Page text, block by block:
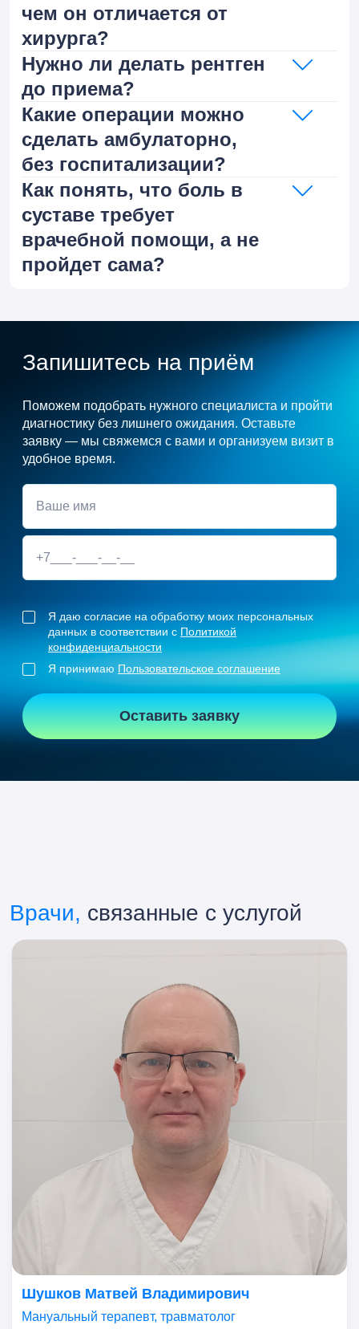
чем он отличается от
хирурга?
Нужно ли делать рентген
до приема?
Какие операции можно
сделать амбулаторно,
без госпитализации?
Как понять, что боль в
суставе требует
врачебной помощи, а не
пройдет сама?
Запишитесь на приём
Поможем подобрать нужного специалиста и пройти
диагностику без лишнего ожидания. Оставьте
заявку — мы свяжемся с вами и организуем визит в
удобное время.
Я даю согласие на обработку моих персональных
данных в соответствии с Политикой
конфиденциальности
Я принимаю Пользовательское соглашение
Оставить заявку
Врачи, связанные с услугой
Шушков Матвей Владимирович
Мануальный терапевт, травматолог